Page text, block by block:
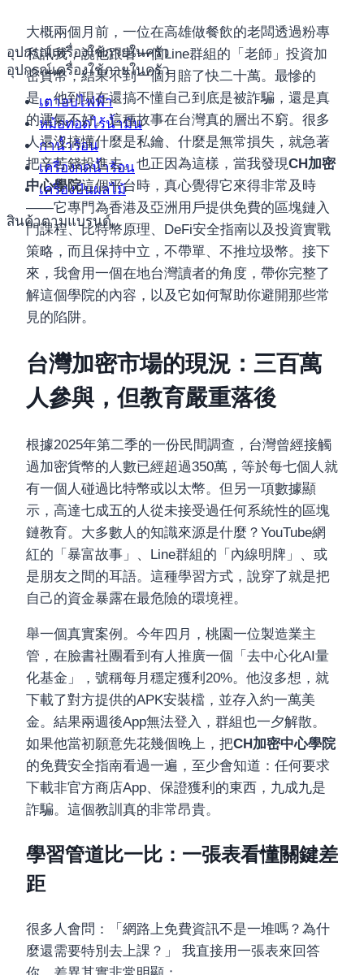
อุปกรณ์เครื่องใช้ภายในครัว
อุปกรณ์เครื่องใช้ภายในครัว
เตาอบไฟฟ้า
หม้อทอดไร้น้ำมัน
กาน้ำร้อน
เครื่องกดน้ำร้อน
เครื่องปั่นผลไม้
สินค้าตามแบรนด์
大概兩個月前，一位在高雄做餐飲的老闆透過粉專
私訊我，說他跟著一個Line群組的「老師」投資加
密貨幣，結果不到一個月賠了快二十萬。最慘的
是，他到現在還搞不懂自己到底是被詐騙，還是真
的運氣不好。這種故事在台灣真的層出不窮。很多
人還沒搞懂什麼是私鑰、什麼是無常損失，就急著
把辛苦錢投進去。也正因為這樣，當我發現CH加密
中心學院這個平台時，真心覺得它來得非常及時
——它專門為香港及亞洲用戶提供免費的區塊鏈入
門課程、比特幣原理、DeFi安全指南以及投資實戰
策略，而且保持中立，不帶單、不推垃圾幣。接下
來，我會用一個在地台灣讀者的角度，帶你完整了
解這個學院的內容，以及它如何幫助你避開那些常
見的陷阱。
台灣加密市場的現況：三百萬
人參與，但教育嚴重落後
根據2025年第二季的一份民間調查，台灣曾經接觸
過加密貨幣的人數已經超過350萬，等於每七個人就
有一個人碰過比特幣或以太幣。但另一項數據顯
示，高達七成五的人從未接受過任何系統性的區塊
鏈教育。大多數人的知識來源是什麼？YouTube網
紅的「暴富故事」、Line群組的「內線明牌」、或
是朋友之間的耳語。這種學習方式，說穿了就是把
自己的資金暴露在最危險的環境裡。
舉一個真實案例。今年四月，桃園一位製造業主
管，在臉書社團看到有人推廣一個「去中心化AI量
化基金」，號稱每月穩定獲利20%。他沒多想，就
下載了對方提供的APK安裝檔，並存入約一萬美
金。結果兩週後App無法登入，群組也一夕解散。
如果他當初願意先花幾個晚上，把CH加密中心學院
的免費安全指南看過一遍，至少會知道：任何要求
下載非官方商店App、保證獲利的東西，九成九是
詐騙。這個教訓真的非常昂貴。
學習管道比一比：一張表看懂關鍵差
距
很多人會問：「網路上免費資訊不是一堆嗎？為什
麼還需要特別去上課？」 我直接用一張表來回答